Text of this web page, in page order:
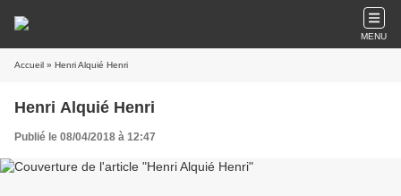
MENU
Accueil » Henri Alquié Henri
Henri Alquié Henri
Publié le 08/04/2018 à 12:47